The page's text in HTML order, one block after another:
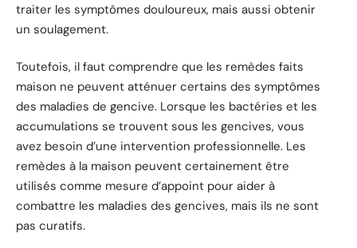
traiter les symptômes douloureux, mais aussi obtenir
un soulagement.
Toutefois, il faut comprendre que les remèdes faits
maison ne peuvent atténuer certains des symptômes
des maladies de gencive. Lorsque les bactéries et les
accumulations se trouvent sous les gencives, vous
avez besoin d’une intervention professionnelle. Les
remèdes à la maison peuvent certainement être
utilisés comme mesure d’appoint pour aider à
combattre les maladies des gencives, mais ils ne sont
pas curatifs.